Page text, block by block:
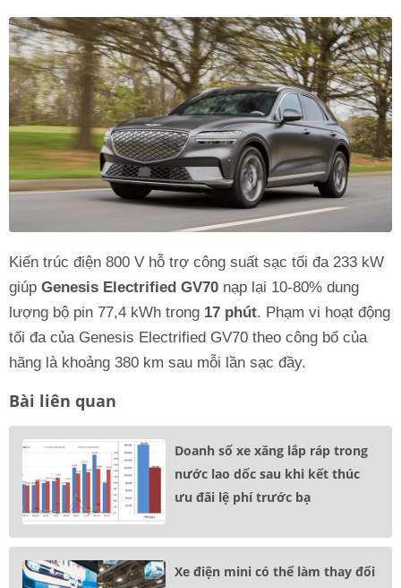
Kiến trúc điện 800 V hỗ trợ công suất sạc tối đa 233 kW
giúp Genesis Electrified GV70 nạp lại 10-80% dung
lượng bộ pin 77,4 kWh trong 17 phút. Phạm vi hoạt động
tối đa của Genesis Electrified GV70 theo công bố của
hãng là khoảng 380 km sau mỗi lần sạc đầy.
Bài liên quan
Doanh số xe xăng lắp ráp trong
nước lao dốc sau khi kết thúc
ưu đãi lệ phí trước bạ
Xe điện mini có thể làm thay đổi